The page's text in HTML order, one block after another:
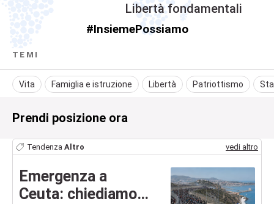
Libertà fondamentali
#InsiemePossiamo
TEMI
Vita Famiglia e istruzione Libertà Patriottismo
Prendi posizione ora
Tendenza Altro vedi altro
Emergenza a
Ceuta: chiediamo